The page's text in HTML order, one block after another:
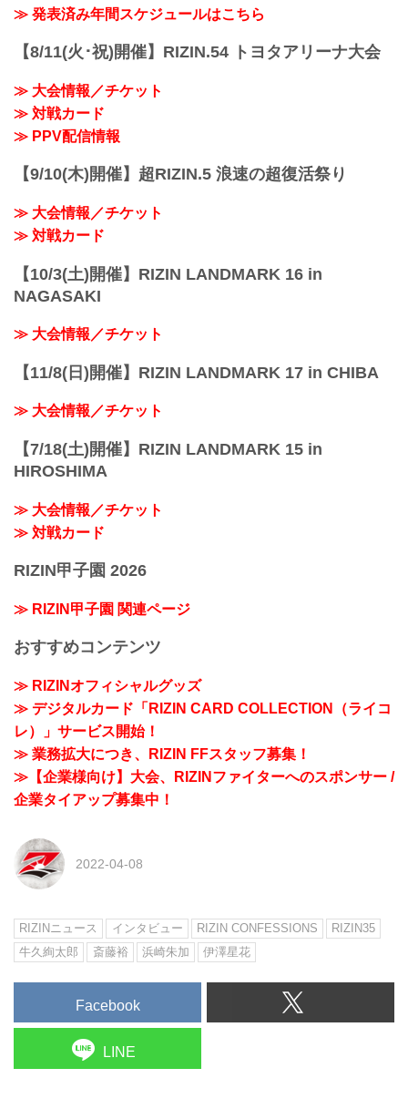
いきます。
≫ 発表済み年間スケジュールはこちら
【8/11(火･祝)開催】RIZIN.54 トヨタアリーナ大会
≫ 大会情報／チケット
≫ 対戦カード
≫ PPV配信情報
【9/10(木)開催】超RIZIN.5 浪速の超復活祭り
≫ 大会情報／チケット
≫ 対戦カード
【10/3(土)開催】RIZIN LANDMARK 16 in
NAGASAKI
≫ 大会情報／チケット
【11/8(日)開催】RIZIN LANDMARK 17 in CHIBA
≫ 大会情報／チケット
【7/18(土)開催】RIZIN LANDMARK 15 in
HIROSHIMA
≫ 大会情報／チケット
≫ 対戦カード
RIZIN甲子園 2026
≫ RIZIN甲子園 関連ページ
おすすめコンテンツ
≫ RIZINオフィシャルグッズ
≫ デジタルカード「RIZIN CARD COLLECTION（ライコ
レ）」サービス開始！
≫ 業務拡大につき、RIZIN FFスタッフ募集！
≫【企業様向け】大会、RIZINファイターへのスポンサー /
企業タイアップ募集中！
2022-04-08
RIZINニュース インタビュー RIZIN CONFESSIONS
RIZIN35
牛久絢太郎
斎藤裕 浜崎朱加 伊澤星花
Facebook
LINE